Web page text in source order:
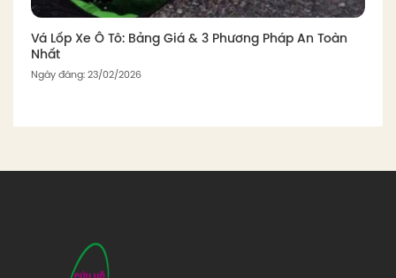
Vá Lốp Xe Ô Tô: Bảng Giá & 3 Phương Pháp An Toàn
Nhất
Ngày đăng: 23/02/2026